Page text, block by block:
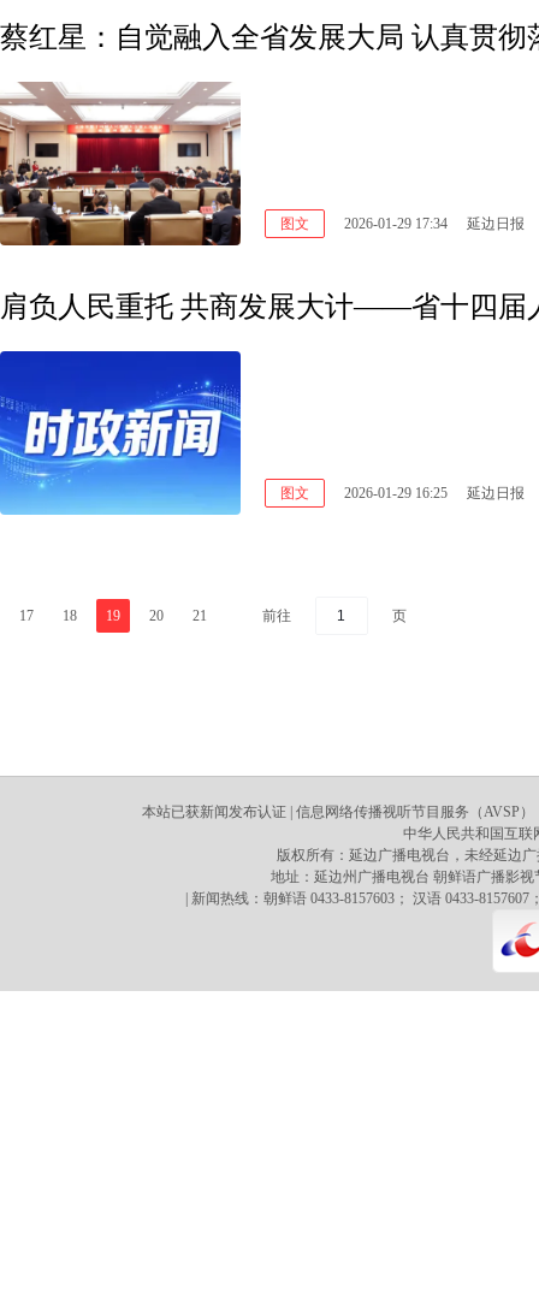
图文 2026-01-29 17:34 延边日报
肩负人民重托 共商发展大计——省十四届
图文 2026-01-29 16:25 延边日报
17 18 19 20 21 前往 页
本站已获新闻发布认证 | 信息网络传播视听节目服务（AVSP）
中华人民共和国互联
版权所有：延边广播电视台，未经延边
地址：延边州广播电视台 朝鲜语广播影视
| 新闻热线：朝鲜语 0433-8157603； 汉语 0433-